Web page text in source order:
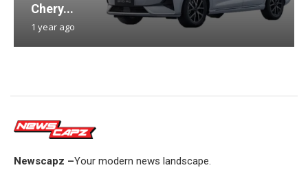
Chery...
1 year ago
Newscapz –Your modern news landscape.